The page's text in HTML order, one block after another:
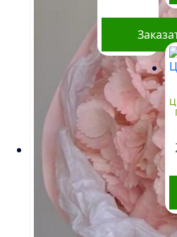
Этот
товар
имеет
вариаций.
Опции
можно
выбрать
на
товара.